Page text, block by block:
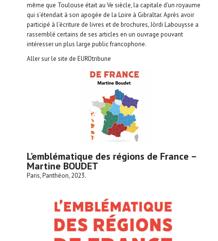
même que Toulouse était au Ve siècle, la capitale d’un royaume
qui s’étendait à son apogée de la Loire à Gibraltar. Après avoir
participé à l’écriture de livres et de brochures, Jòrdi Labouysse a
rassemblé certains de ses articles en un ouvrage pouvant
intéresser un plus large public francophone.
Aller sur le site de EUROtribune
L’emblématique des régions de France –
Martine BOUDET
Paris, Panthéon, 2023.